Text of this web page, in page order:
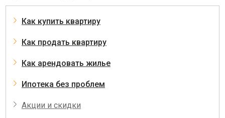
Как купить квартиру
Как продать квартиру
Как арендовать жилье
Ипотека без проблем
Акции и скидки